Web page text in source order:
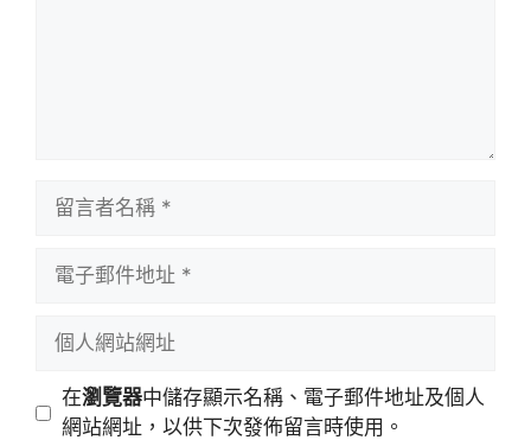
址
站
在瀏覽器中儲存顯示名稱、電子郵件地址及個人
網站網址，以供下次發佈留言時使用。